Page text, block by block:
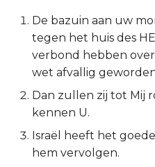
Hoséa 8:8-14
Lukas
Johannes
Handelingen
1 Korinthe
De bazuin aan uw
tegen het huis des
verbond hebben
wet afvallig
Dan zullen zij tot Mij
kennen U.
Israël heeft het
hem vervolgen.